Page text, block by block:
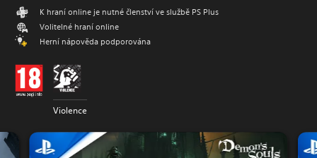
K hraní online je nutné členství ve službě PS Plus
Volitelné hraní online
Herní nápověda podporována
Violence